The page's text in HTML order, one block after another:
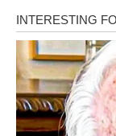
nego
Dugo se smatralo
način da bijelo
je istina da visoke
ovakav način